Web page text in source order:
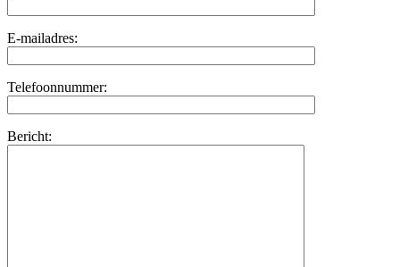
E-mailadres:
Telefoonnummer:
Bericht: